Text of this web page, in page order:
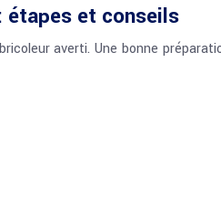
étapes et conseils
averti. Une bonne